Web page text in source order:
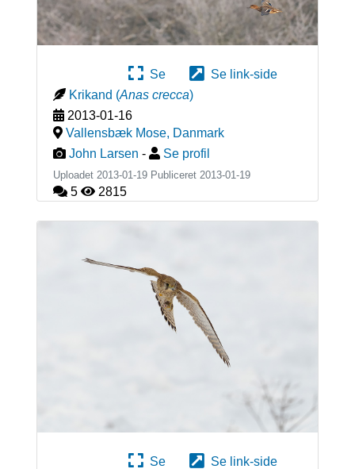
Se
Se link-side
Krikand (Anas crecca)
2013-01-16
Vallensbæk Mose, Danmark
John Larsen - Se profil
Uploadet 2013-01-19 Publiceret 2013-01-19
5 2815
Se
Se link-side